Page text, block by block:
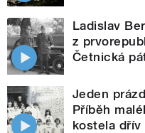
Ladislav
z
Četnická
Jeden
Příběh
kostela